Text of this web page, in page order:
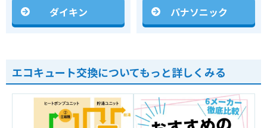
ダイキン パナソニック
エコキュート交換についてもっと詳しくみる